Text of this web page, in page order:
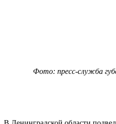
Фото: пресс-служба